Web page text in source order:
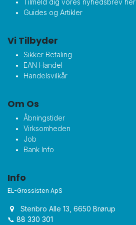
Tilmeld dig vores nyhedsbrev her
Guides og Artikler
Vi Tilbyder
Sikker Betaling
EAN Handel
Handelsvilkår
Om Os
Åbningstider
Virksomheden
Job
Bank Info
Info
EL-Grossisten ApS
Stenbro Alle 13, 6650 Brørup
📞 88 330 301